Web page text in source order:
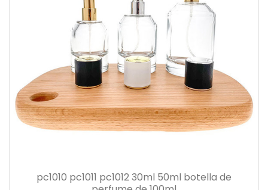
pc1010 pc1011 pc1012 30ml 50ml botella de